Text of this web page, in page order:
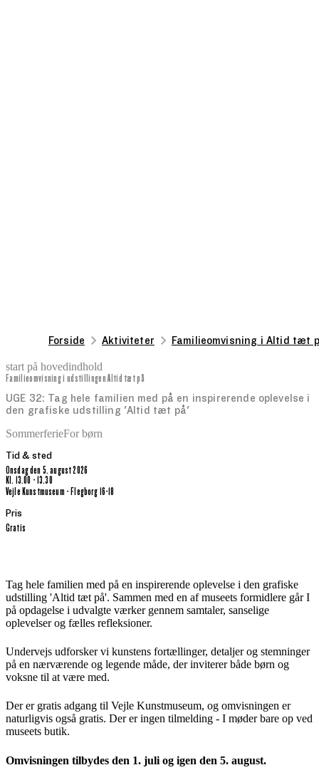
Forside Aktiviteter Familieomvisning i Altid tæt
start på hovedindhold
Familieomvisning i udstillingen Altid tæt på
UGE 32: Tag hele familien med på en inspirerende oplevelse i
den grafiske udstilling 'Altid tæt på'
senest opdateret 12. juni 2026
SommerferieFor børn
Tid & sted
onsdag den 5. august 2026
kl. 13.00 - 13.30
Vejle Kunstmuseum - Flegborg 16-18
Pris
Gratis
Tag hele familien med på en inspirerende oplevelse i den grafiske
udstilling 'Altid tæt på'. Sammen med en af museets formidlere går I
på opdagelse i udvalgte værker gennem samtaler, sanselige
oplevelser og fælles refleksioner.
Undervejs udforsker vi kunstens fortællinger, detaljer og stemninger
på en nærværende og legende måde, der inviterer både børn og
voksne til at være med.
Der er gratis adgang til Vejle Kunstmuseum, og omvisningen er
naturligvis også gratis. Der er ingen tilmelding - I møder bare op ved
museets butik.
Omvisningen tilbydes den 1. juli og igen den 5. august.